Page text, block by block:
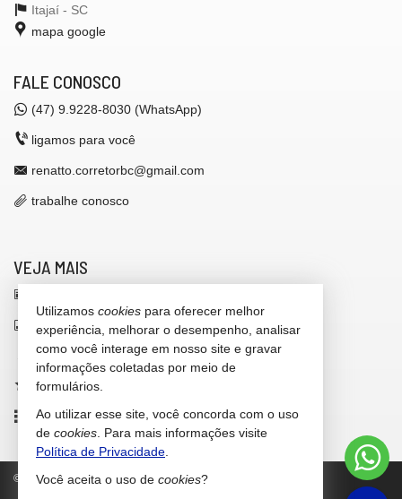
Itajaí - SC
mapa google
FALE CONOSCO
(47) 9.9228-8030 (WhatsApp)
ligamos para você
renatto.corretorbc@gmail.com
trabalhe conosco
VEJA MAIS
indicadores financeiros
cadastre seu imóvel
imóveis favoritos
mapa de imóveis
© 2026 CRECI/SC 42.646-F Política de Privacidade
Utilizamos cookies para oferecer melhor
experiência, melhorar o desempenho, analisar
como você interage em nosso site e gravar
informações coletadas por meio de
formulários.
Ao utilizar esse site, você concorda com o uso
de cookies . Para mais informações visite
Política de Privacidade
Você aceita o uso de cookies?